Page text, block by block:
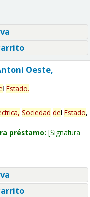
Oeste,
l Estado.
Sociedad del Estado,
préstamo: Signatura